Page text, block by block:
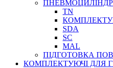
TN
SDA
SC
MAL
ПІДГОТОВКА
КОМПЛЕКТУЮЧІ ДЛЯ